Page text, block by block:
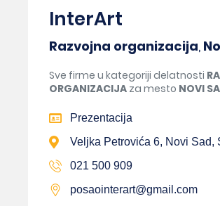
InterArt
Razvojna organizacija,
Sve firme u kategoriji delatnosti
ORGANIZACIJA za mesto NOVI
Prezentacija
Veljka Petrovića 6, Novi Sad,
021 500 909
posaointerart@gmail.com